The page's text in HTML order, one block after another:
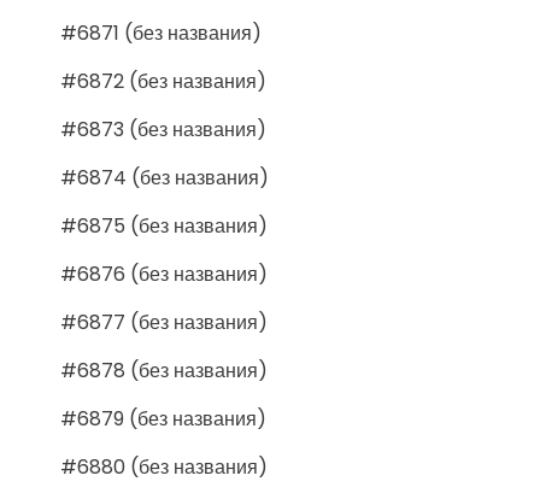
#6871 (без названия)
#6872 (без названия)
#6873 (без названия)
#6874 (без названия)
#6875 (без названия)
#6876 (без названия)
#6877 (без названия)
#6878 (без названия)
#6879 (без названия)
#6880 (без названия)